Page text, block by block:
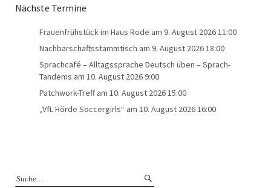
Nächste Termine
Frauenfrühstück im Haus Rode am 9. August 2026 11:00
Nachbarschaftsstammtisch am 9. August 2026 18:00
Sprachcafé – Alltagssprache Deutsch üben – Sprach-
Tandems am 10. August 2026 9:00
Patchwork-Treffam 10. August 2026 15:00
„VfL Hörde Soccergirls“ am 10. August 2026 16:00